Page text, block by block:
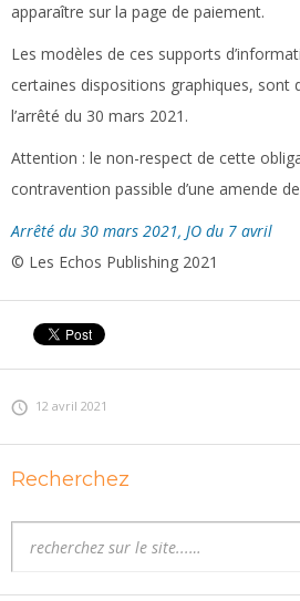
apparaître sur la page de paiement.
Les modèles de ces supports
certaines dispositions graphiques, sont
l’arrêté du 30 mars 2021.
Attention : le non-respect de cette
contravention passible d’une amende
Arrêté du 30 mars 2021, JO du 7 avril
© Les Echos Publishing 2021
12 avril 2021
Recherchez